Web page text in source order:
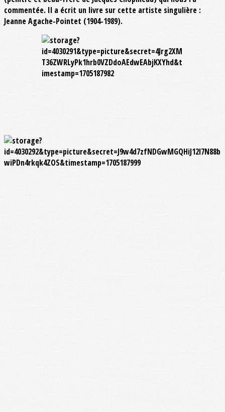
commentée. Il a écrit un livre sur cette artiste singulière :
Jeanne Agache-Pointet (1904-1989).